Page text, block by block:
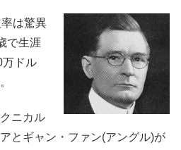
は驚異
で生涯
万ドル
ニカル
とギャン・ファン(アングル)が